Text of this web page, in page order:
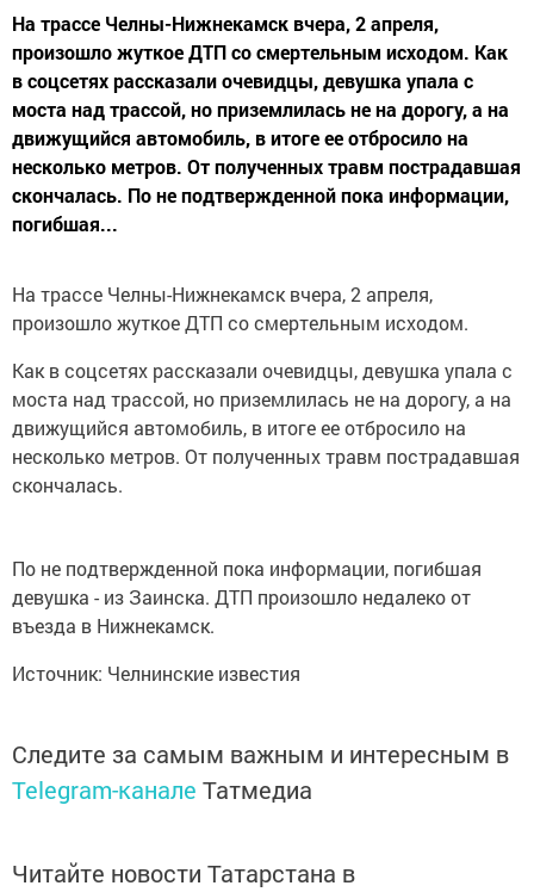
На трассе Челны-Нижнекамск вчера, 2 апреля,
произошло жуткое ДТП со смертельным исходом. Как
в соцсетях рассказали очевидцы, девушка упала с
моста над трассой, но приземлилась не на дорогу, а на
движущийся автомобиль, в итоге ее отбросило на
несколько метров. От полученных травм пострадавшая
скончалась. По не подтвержденной пока информации,
погибшая...
На трассе Челны-Нижнекамск вчера, 2 апреля,
произошло жуткое ДТП со смертельным исходом.
Как в соцсетях рассказали очевидцы, девушка упала с
моста над трассой, но приземлилась не на дорогу, а на
движущийся автомобиль, в итоге ее отбросило на
несколько метров. От полученных травм пострадавшая
скончалась.
По не подтвержденной пока информации, погибшая
девушка - из Заинска. ДТП произошло недалеко от
въезда в Нижнекамск.
Источник: Челнинские известия
Следите за самым важным и интересным в
Telegram-канале Татмедиа
Читайте новости Татарстана в